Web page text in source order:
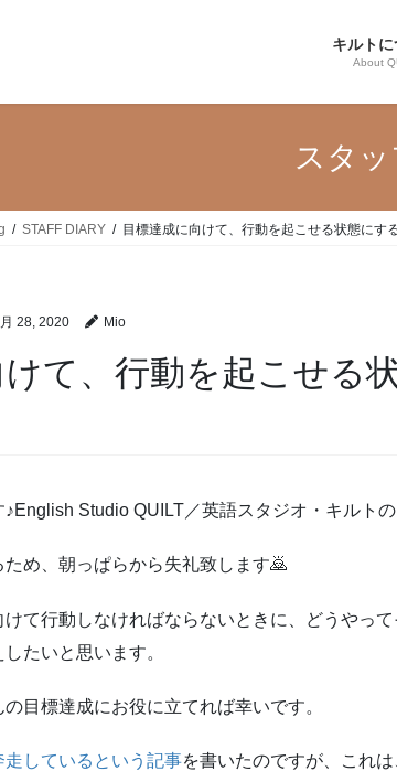
キルト
About
スタ
STAFF DIARY 目標達成に向けて、行動を起こせる状態にす
28, 2020 Mio
けて、行動を起こせる
Studio QUILT／英語スタジオ・キルトの
め、朝っぱらから失礼致します🙇
て行動しなければならないときに、どうやっ
たいと思います。
目標達成にお役に立てれば幸いです。
しているという記事を書いたのですが、これ